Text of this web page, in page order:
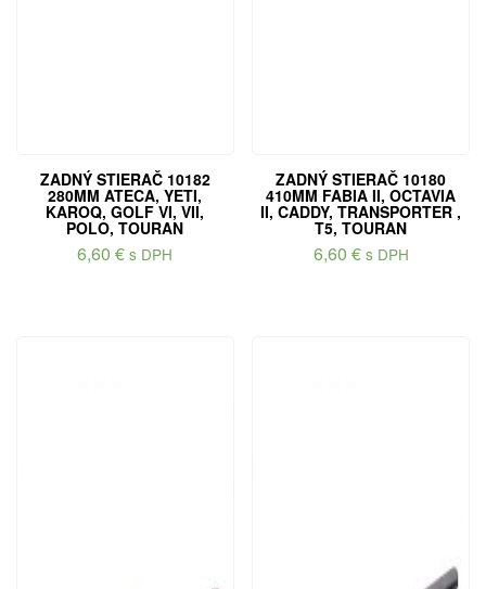
ZADNÝ STIERAČ 10182
280MM ATECA, YETI,
KAROQ, GOLF VI, VII,
POLO, TOURAN
6,60€ s DPH
ZADNÝ STIERAČ 10180
410MM FABIA II, OCTAVIA
II, CADDY, TRANSPORTER ,
T5, TOURAN
6,60 € s DPH